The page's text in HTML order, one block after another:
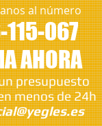
al número
067
AHORA
presupuesto
menos de 24h